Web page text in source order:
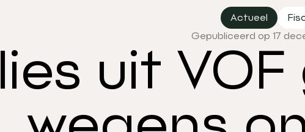
Actueel
Gepubliceerd op 17
uit